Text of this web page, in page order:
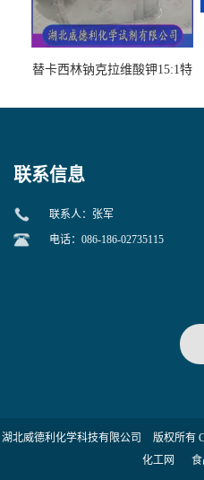
替卡西林钠克拉维酸钾15:1特
联系信息
联系人：张军
电话：086-186-02735115
湖北威德利化学科技有限公司 版权所有
化工网
食